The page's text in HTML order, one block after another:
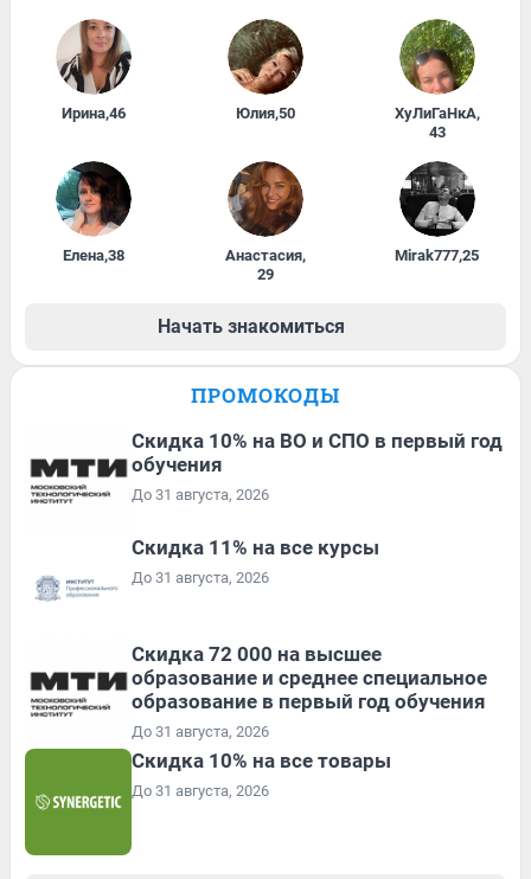
Ирина,46 Юлия,50 ХуЛиГаНкА,
43
Елена,38 Анастасия,
29
Mirak777,25
Начать знакомиться
ПРОМОКОДЫ
Скидка 10% на ВО и СПО в первый год
обучения
До 31 августа, 2026
Скидка 11% на все курсы
До 31 августа, 2026
Скидка 72 000 на высшее
образование и среднее специальное
образование в первый год обучения
До 31 августа, 2026
Скидка 10% на все товары
До 31 августа, 2026